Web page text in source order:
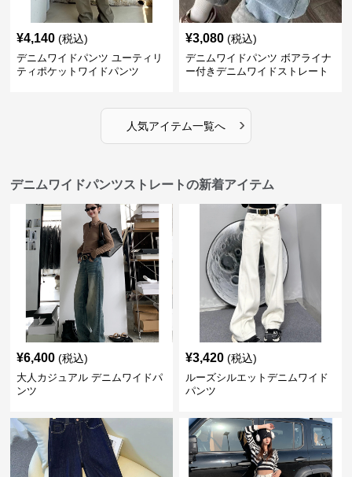
¥4,140 (税込)
デニムワイドパンツ ユーティリ
ティポケットワイドパンツ
¥3,080 (税込)
デニムワイドパンツ ボアライナ
ー付きデニムワイドストレート
人気アイテム一覧へ ›
デニムワイドパンツストレートの新着アイテム
¥6,400 (税込)
大人カジュアル デニムワイドパ
ンツ
¥3,420 (税込)
ルーズシルエットデニムワイド
パンツ